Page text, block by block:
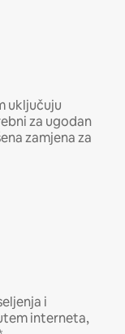
uključuju
za ugodan
zamjena za
i
interneta,